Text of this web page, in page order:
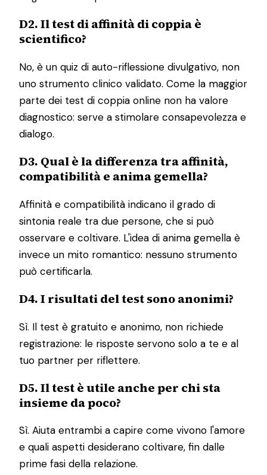
D2. Il test di affinità di coppia è
scientifico?
No, è un quiz di auto-riflessione divulgativo, non
uno strumento clinico validato. Come la maggior
parte dei test di coppia online non ha valore
diagnostico: serve a stimolare consapevolezza e
dialogo.
D3. Qual è la differenza tra affinità,
compatibilità e anima gemella?
Affinità e compatibilità indicano il grado di
sintonia reale tra due persone, che si può
osservare e coltivare. L'idea di anima gemella è
invece un mito romantico: nessuno strumento
può certificarla.
D4. I risultati del test sono anonimi?
Sì. Il test è gratuito e anonimo, non richiede
registrazione: le risposte servono solo a te e al
tuo partner per riflettere.
D5. Il test è utile anche per chi sta
insieme da poco?
Sì. Aiuta entrambi a capire come vivono l'amore
e quali aspetti desiderano coltivare, fin dalle
prime fasi della relazione.